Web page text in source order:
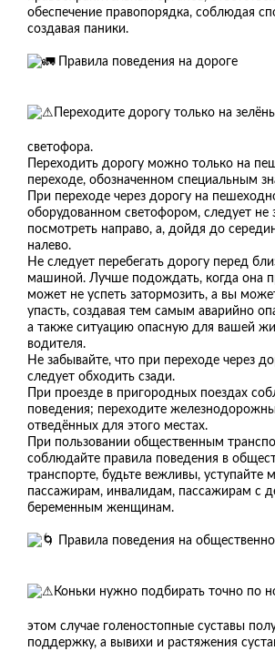
обеспечение правопорядка, соблюдая
создавая паники.
Правила поведения на дороге
Переходите дорогу только на
светофора.
Переходить дорогу можно только на
переходе, обозначенном специальным
При переходе через дорогу на
оборудованном светофором, следует не
посмотреть направо, а, дойдя до
налево.
Не следует перебегать дорогу перед
машиной. Лучше подождать, когда она
может не успеть затормозить, а вы
упасть, создавая тем самым аварийно
а также ситуацию опасную для вашей
водителя.
Не забывайте, что при переходе через
следует обходить сзади.
При проезде в пригородных поездах
поведения; переходите
отведённых для этого местах.
При пользовании общественным
соблюдайте правила поведения в
транспорте, будьте вежливы, уступайте
пассажирам, инвалидам, пассажирам с
беременным женщинам.
Правила поведения на
Коньки нужно подбирать точно по
этом случае голеностопные суставы
поддержку, а вывихи и растяжения